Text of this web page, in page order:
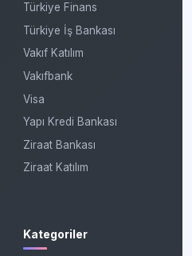
Türkiye Finans
Türkiye İş Bankası
Vakıf Katılım
Vakıfbank
Visa
Yapı Kredi Bankası
Ziraat Bankası
Ziraat Katılım
Kategoriler